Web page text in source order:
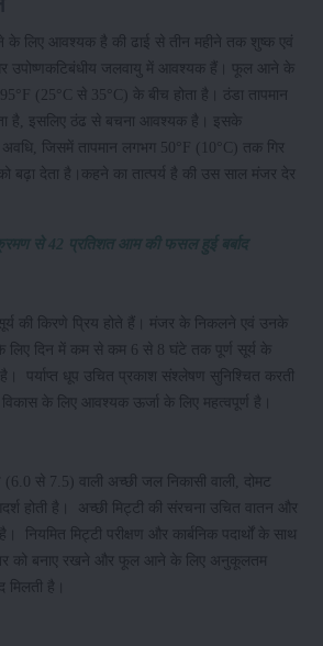
लिए आवश्यक है की ढाई से तीन महीने तक शुष्क एवं
उपोष्णकटिबंधीय जलवायु में आवश्यक हैं। फूल आने के
95°F (25°C से 35°C) के बीच होता है। ठंडा तापमान
है, इसलिए ठंढ से बचना आवश्यक है। इसके
अवधि, जिसमें तापमान लगभग 50°F (10°C) तक गिर
बढ़ा देता है।कहने का तात्पर्य है की उस साल मंजर देर
से 42 प्रतिशत आम की फसल हुई बर्बाद
की किरणे प्रिय होते हैं। मंजर के निकलने एवं उनके
लिए दिन में कम से कम 6 से 8 घंटे तक पूर्ण सूर्य के
पर्याप्त धूप उचित प्रकाश संश्लेषण सुनिश्चित करती
के लिए आवश्यक ऊर्जा के लिए महत्वपूर्ण है।
से 7.5) वाली अच्छी जल निकासी वाली, दोमट
होती है। अच्छी मिट्टी की संरचना उचित वातन और
नियमित मिट्टी परीक्षण और कार्बनिक पदार्थों के साथ
को बनाए रखने और फूल आने के लिए अनुकूलतम
है।